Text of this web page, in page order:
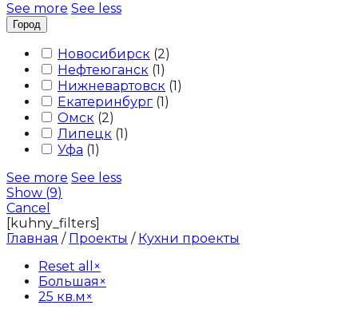
See more See less
Город
Новосибирск (2)
Нефтеюганск (1)
Нижневартовск (1)
Екатеринбург (1)
Омск (2)
Липецк (1)
Уфа (1)
See more See less
Show (9)
Cancel
[kuhny_filters]
Главная / Проекты / Кухни проекты
Reset all
×
Большая ×
25 кв.м ×